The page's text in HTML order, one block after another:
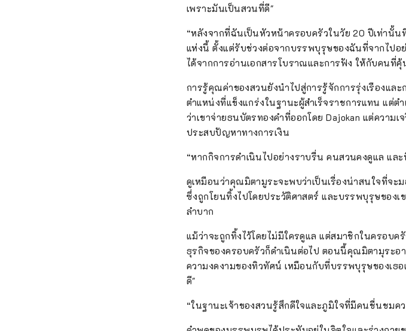
เพราะมันเป็นสวนที่ดี"
“หลังจากที่ฉันเป็นหัวหน้าครอบครัวในวัย 20 ปีเท่านั้
แห่งนี้ ตั้งแต่รับช่วงต่อจากบรรพบุรุษของฉันที่จากไป
ได้จากการอ่านเอกสารโบราณและการฟัง ให้กับคนที่
การรู้คุณค่าของสวนยังนำไปสู่การรู้จักการรุ่งเรืองแล
ตำแหน่งที่แข็งแกร่งในฐานะผู้สำเร็จราชการแทน แต่
ว่าเขาจ่ายธนบัตรทองคำที่ออกโดย Dajokan แต่ความ
ประสบปัญหาทางการเงิน
“หากกิจการดำเนินไปอย่างราบรื่น คนสวนคงดูแล แล
ดูเหมือนว่าคุณมิตามูระจะพบว่าเป็นเรื่องน่าสนใจที่จะ
ซึ่งถูกโยนทิ้งไปโดยประวัติศาสตร์ และบรรพบุรุษของ
ลำบาก
แม้ว่าจะถูกทิ้งไว้โดยไม่มีใครดูแล แต่สมาชิกในครอบ
ธุรกิจของครอบครัวก็ดำเนินต่อไป ตอนนี้คุณมิตามุระอ
ความงดงามของทิวทัศน์ เหมือนกับที่บรรพบุรุษของเธ
ดี"
“ในฐานะเจ้าของสวนรู้สึกดีใจและภูมิใจที่มีคนชื่นชมค